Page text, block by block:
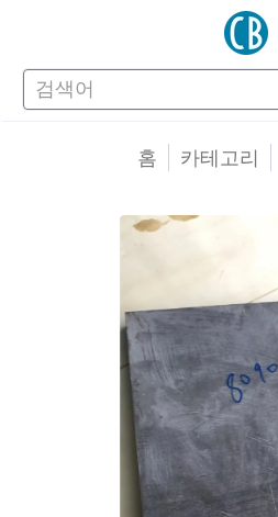
검색어
홈 카테고리